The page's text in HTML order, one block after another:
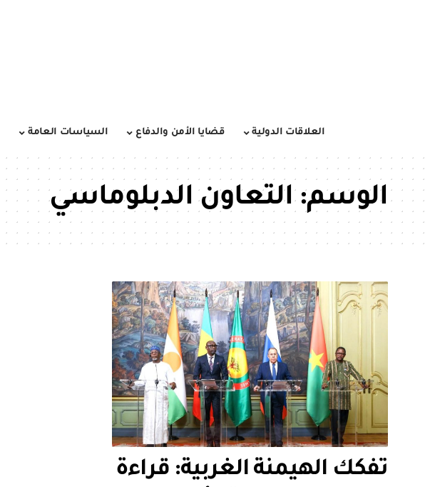
العلاقات الدولية قضايا الأمن والدفاع السياسات العامة
الوسم:التعاون الدبلوماسي
تفكك الهيمنة الغربية: قراءة